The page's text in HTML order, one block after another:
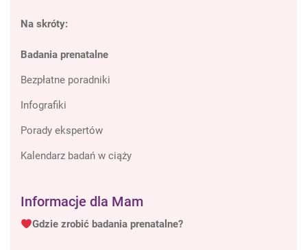
Na skróty:
Badania prenatalne
Bezpłatne poradniki
Infografiki
Porady ekspertów
Kalendarz badań w ciąży
Informacje dla Mam
Gdzie zrobić badania prenatalne?